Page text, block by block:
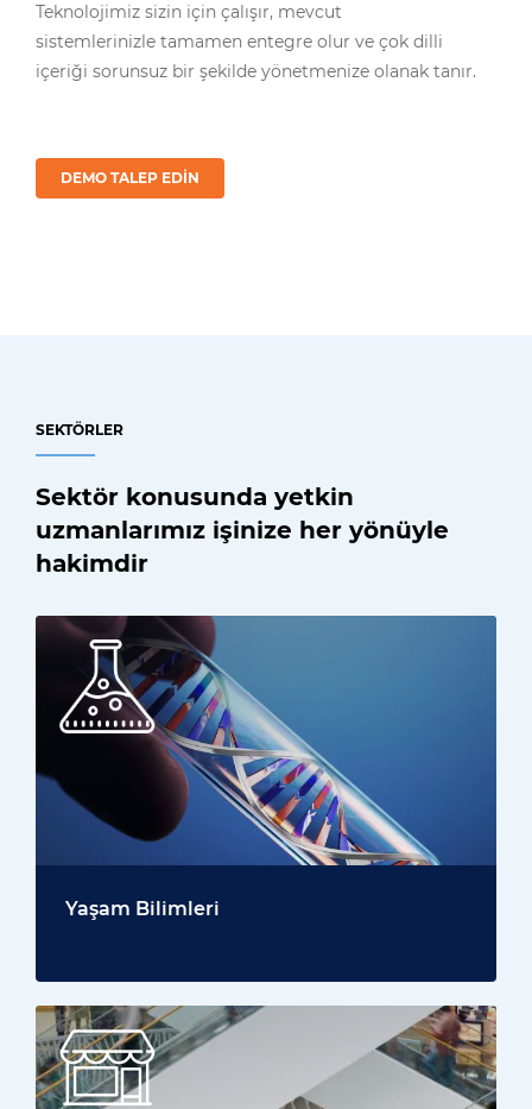
Teknolojimiz sizin için çalışır, mevcut
sistemlerinizle tamamen entegre olur ve çok dilli
içeriği sorunsuz bir şekilde yönetmenize olanak tanır.
DEMO TALEP EDIN
SEKTÖRLER
Sektör konusunda yetkin
uzmanlarımız işinize her yönüyle
hakimdir
Yaşam Bilimleri